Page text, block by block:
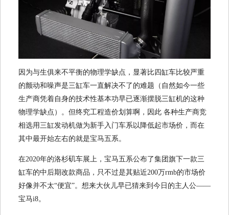
因为与生俱来不平衡的物理学缺点，显著比四缸车比较严重
的颤动和噪声是三缸车一直解决不了的难题（自然如今一些
生产商凭着自身的技术性基本功早已逐渐摆脱三缸机的这种
物理学缺点）。但终究工程造价划算啊，因此 各种生产商竞
相选用三缸发动机做为新手入门车系以降低起市场价，而在
其中最开始左右的就是宝马五系。
在2020年的洛杉矶车展上，宝马五系公布了集团旗下一款三
缸车的中后期改款商品，只不过是其贴近200万rmb的市场价
好像并不太“便宜”。想来大伙儿早已猜来到今日的主人公——
宝马i8。